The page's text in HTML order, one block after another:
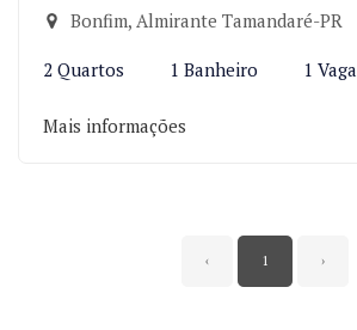
Bonfim, Almirante Tamandaré-PR
2 Quartos 1 Banheiro 1 Vaga
Mais informações
‹ 1 ›